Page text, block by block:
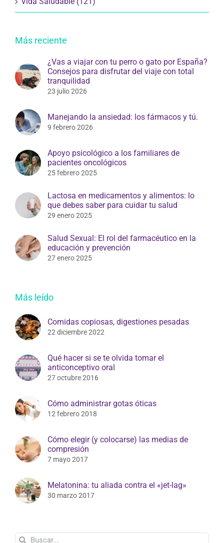
Más reciente
¿Vas a viajar con tu perro o gato por España?
Consejos para disfrutar del viaje con total
tranquilidad
23 julio 2026
Manejando la ansiedad: los fármacos y tú.
9 febrero 2026
Apoyo psicológico a los familiares de
pacientes oncológicos
25 febrero 2025
Lactosa en medicamentos y alimentos: lo
que debes saber para cuidar tu salud
29 enero 2025
Salud Sexual: El rol del farmacéutico en la
educación y prevención
27 enero 2025
Más leído
Comidas copiosas, digestiones pesadas
22 diciembre 2022
Qué hacer si se te olvida tomar el
anticonceptivo oral
27 octubre 2016
Cómo administrar gotas óticas
12 febrero 2018
Cómo elegir (y colocarse) las medias de
compresión
7 mayo 2017
Melatonina: tu aliada contra el «jet-lag»
30 marzo 2017
Buscar: